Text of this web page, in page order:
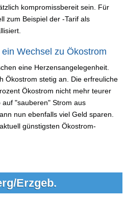
kompromissbereit sein. Für
zum Beispiel der -Tarif als
Wechsel zu Ökostrom
eine Herzensangelegenheit.
Ökostrom stetig an. Die erfreuliche
Ökostrom nicht mehr teurer
"sauberen" Strom aus
nun ebenfalls viel Geld sparen.
günstigsten Ökostrom-
Erzgeb.